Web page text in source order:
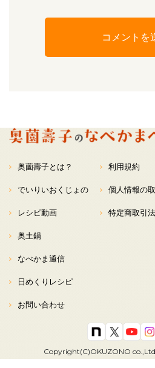
奥薗壽子とは？
でいりいおくじょの
レシピ動画
奥土鍋
なべかま通信
日めくりレシピ
お問い合わせ
利用規約
個人情報の
特定商取引
Copyright(C)OKUZONO